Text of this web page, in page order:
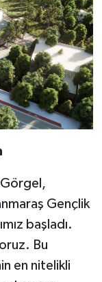
Görgel,
Gençlik
başladı.
Bu
en nitelikli